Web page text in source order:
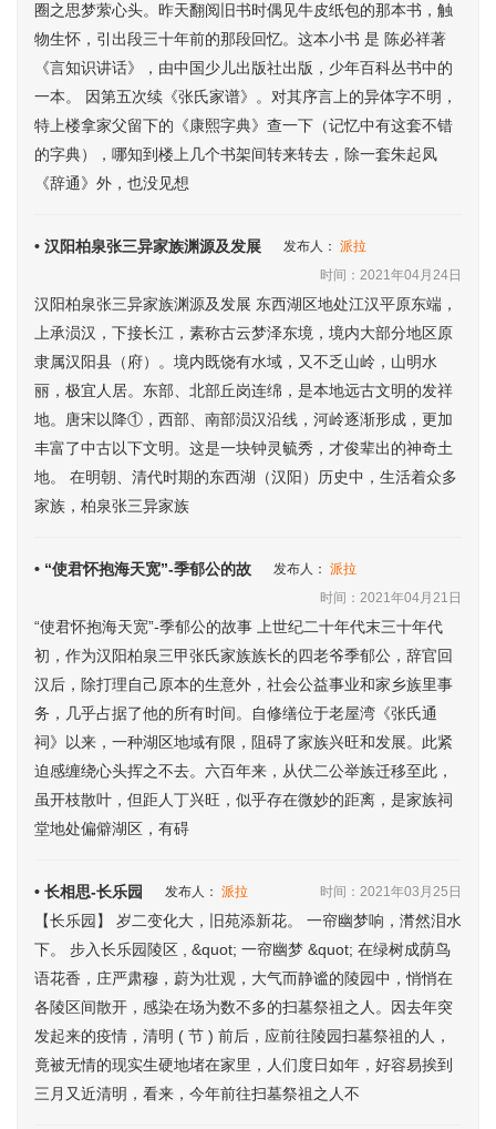
圈之思梦萦心头。昨天翻阅旧书时偶见牛皮纸包的那本书，触
物生怀，引出段三十年前的那段回忆。这本小书 是 陈必祥著
《言知识讲话》，由中国少儿出版社出版，少年百科丛书中的
一本。 因第五次续《张氏家谱》。对其序言上的异体字不明，
特上楼拿家父留下的《康熙字典》查一下（记忆中有这套不错
的字典），哪知到楼上几个书架间转来转去，除一套朱起凤
《辞通》外，也没见想
• 汉阳柏泉张三异家族渊源及发展 发布人： 派拉
时间：2021年04月24日
汉阳柏泉张三异家族渊源及发展 东西湖区地处江汉平原东端，
上承涢汉，下接长江，素称古云梦泽东境，境内大部分地区原
隶属汉阳县（府）。境内既饶有水域，又不乏山岭，山明水
丽，极宜人居。东部、北部丘岗连绵，是本地远古文明的发祥
地。唐宋以降①，西部、南部涢汉沿线，河岭逐渐形成，更加
丰富了中古以下文明。这是一块钟灵毓秀，才俊辈出的神奇土
地。 在明朝、清代时期的东西湖（汉阳）历史中，生活着众多
家族，柏泉张三异家族
• “使君怀抱海天宽”-季郁公的故 发布人： 派拉
时间：2021年04月21日
“使君怀抱海天宽”-季郁公的故事 上世纪二十年代末三十年代
初，作为汉阳柏泉三甲张氏家族族长的四老爷季郁公，辞官回
汉后，除打理自己原本的生意外，社会公益事业和家乡族里事
务，几乎占据了他的所有时间。自修缮位于老屋湾《张氏通
祠》以来，一种湖区地域有限，阻碍了家族兴旺和发展。此紧
迫感缠绕心头挥之不去。六百年来，从伏二公举族迁移至此，
虽开枝散叶，但距人丁兴旺，似乎存在微妙的距离，是家族祠
堂地处偏僻湖区，有碍
• 长相思-长乐园 发布人： 派拉 时间：2021年03月25日
【长乐园】 岁二变化大，旧苑添新花。 一帘幽梦响，潸然泪水
下。 步入长乐园陵区 , &quot; 一帘幽梦 &quot; 在绿树成荫鸟
语花香，庄严肃穆，蔚为壮观，大气而静谧的陵园中，悄悄在
各陵区间散开，感染在场为数不多的扫墓祭祖之人。因去年突
发起来的疫情，清明 ( 节 ) 前后，应前往陵园扫墓祭祖的人，
竟被无情的现实生硬地堵在家里，人们度日如年，好容易挨到
三月又近清明，看来，今年前往扫墓祭祖之人不